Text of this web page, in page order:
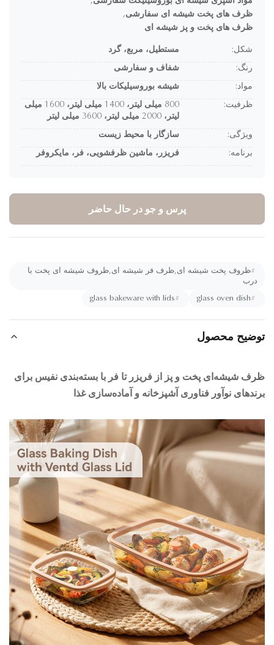
ظرف های پخت شیشه ای سفارشی,
ظرف های پخت و پز شیشه ای
شکل: مستطیل، مربع، گرد
شفاف و سفارشی
شیشه بوروسیلیکات بالا
ظرفیت:
800 میلی لیتر، 1400 میلی لیتر، 1600 میلی
ویژگی: سازگار با محیط زیست
برنامه: فریزر، ماشین ظرفشویی، فر، مایکروفر
پرس و جو در حال حاضر
ظروف پخت شیشه ای,ظرف فر شیشه ای,ظروف شیشه ای پخت با
glass oven dish
#
glass bakeware with lids
محصول
شیشه‌ای پخت و پز از فریزر تا فر با بسته‌بندی نفیس برای
نوآور فناوری آشپزخانه و آماده‌سازی غذا